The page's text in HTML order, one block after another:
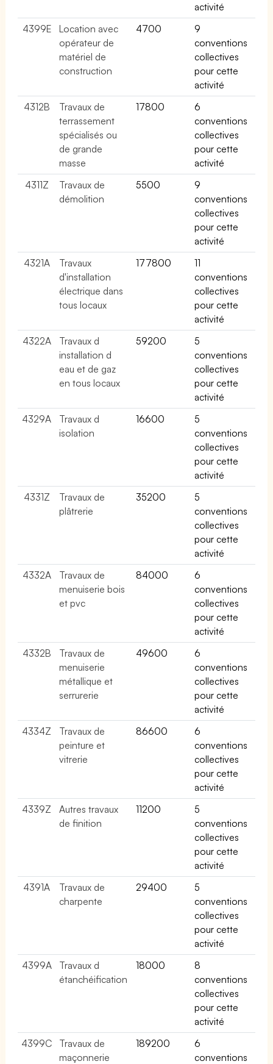
activité
4399E
Location avec
opérateur de
matériel de
construction
4700
9
conventions
collectives
pour cette
activité
4312B
Travaux de
terrassement
spécialisés ou
de grande
masse
17800
6
conventions
collectives
pour cette
activité
4311Z
Travaux de
démolition
5500
9
conventions
collectives
pour cette
activité
4321A
Travaux
d'installation
électrique dans
tous locaux
177800
11
conventions
collectives
pour cette
activité
4322A
Travaux d
installation d
eau et de gaz
en tous locaux
59200
5
conventions
collectives
pour cette
activité
4329A
Travaux d
isolation
16600
5
conventions
collectives
pour cette
activité
4331Z
Travaux de
plâtrerie
35200
5
conventions
collectives
pour cette
activité
4332A
Travaux de
menuiserie bois
et pvc
84000
6
conventions
collectives
pour cette
activité
4332B
Travaux de
menuiserie
métallique et
serrurerie
49600
6
conventions
collectives
pour cette
activité
4334Z
Travaux de
peinture et
vitrerie
86600
6
conventions
collectives
pour cette
activité
4339Z
Autres travaux
de finition
11200
5
conventions
collectives
pour cette
activité
4391A
Travaux de
charpente
29400
5
conventions
collectives
pour cette
activité
4399A
Travaux d
étanchéification
18000
8
conventions
collectives
pour cette
activité
4399C
Travaux de
maçonnerie
189200
6
conventions